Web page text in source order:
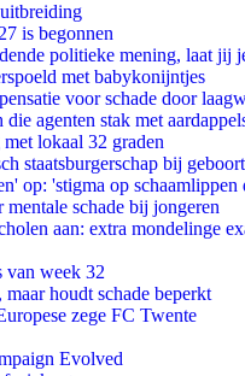
is begonnen
politieke mening, laat jij
met babykonijntjes
voor schade door
agenten stak met
lokaal 32 graden
staatsburgerschap bij
op: 'stigma op schaamlippen
schade bij jongeren
aan: extra mondelinge
van week 32
houdt schade beperkt
zege FC Twente
Evolved